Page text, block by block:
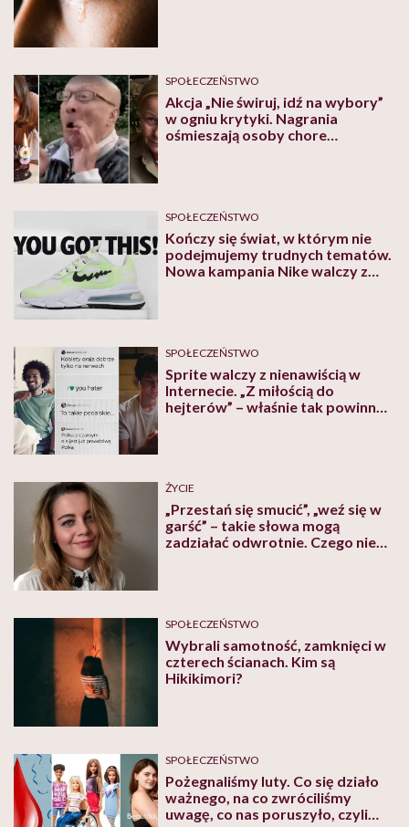
SPOŁECZEŃSTWO
Akcja „Nie świruj, idź na wybory”
w ogniu krytyki. Nagrania
ośmieszają osoby chore
SPOŁECZEŃSTWO
Kończy się świat, w którym nie
podejmujemy trudnych tematów.
Nowa kampania Nike walczy z
SPOŁECZEŃSTWO
Sprite walczy z nienawiścią w
Internecie. „Z miłością do
hejterów” – właśnie tak powinny
ŻYCIE
„Przestań się smucić”, „weź się w
garść” – takie słowa mogą
zadziałać odwrotnie. Czego nie
SPOŁECZEŃSTWO
Wybrali samotność, zamknięci w
czterech ścianach. Kim są
Hikikimori?
SPOŁECZEŃSTWO
Pożegnaliśmy luty. Co się działo
ważnego, na co zwróciliśmy
uwagę, co nas poruszyło, czyli